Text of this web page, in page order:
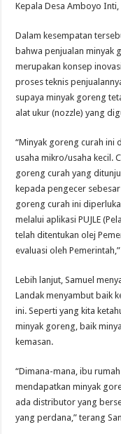
Kepala Desa Amboyo
Dalam kesempatan
bahwa penjualan minyak
merupakan konsep
proses teknis
supaya minyak goreng
alat ukur (nozzle) yang
“Minyak goreng curah ini
usaha mikro/usaha kecil.
goreng curah yang
kepada pengecer
goreng curah ini
melalui aplikasi PUJLE
telah ditentukan olej
evaluasi oleh
Lebih lanjut, Samuel
Landak menyambut baik
ini. Seperti yang kita
minyak goreng, baik
kemasan.
“Dimana-mana, ibu
mendapatkan minyak
ada distributor yang
yang perdana,” terang